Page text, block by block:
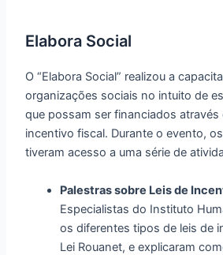
Elabora Social
O “Elabora Social” realizou a
organizações sociais no intuito de
que possam ser financiados através
incentivo fiscal. Durante o evento,
tiveram acesso a uma série de
Palestras sobre Leis de
Especialistas do Instituto
os diferentes tipos de leis de
Lei Rouanet, e explicaram